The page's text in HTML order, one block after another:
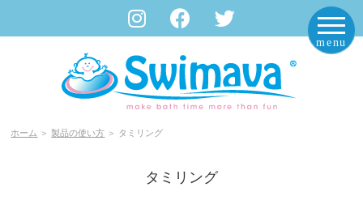
ホーム ＞製品の使い方 ＞ タミリング
タミリング